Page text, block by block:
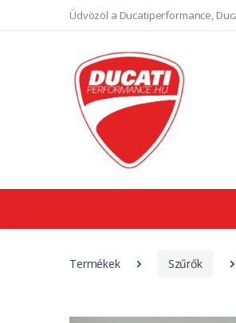
Üdvözöl a Ducatiperformance,
Termékek Szűrők